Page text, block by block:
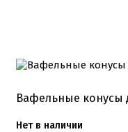
Вафельные конусы
Нет в наличии